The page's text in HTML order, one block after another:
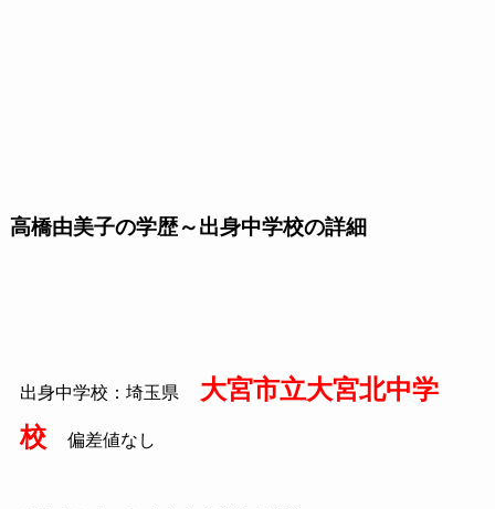
高橋由美子の学歴～出身中学校の詳細
出身中学校：埼玉県
大宮市立大宮北中学
校
偏差値なし